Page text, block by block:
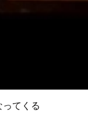
てくる